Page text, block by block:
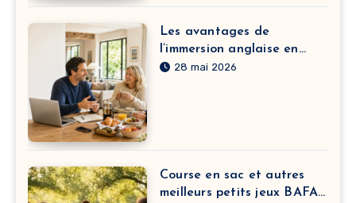
Les avantages de
l’immersion anglaise en
France pour adulte
28 mai 2026
Course en sac et autres
meilleurs petits jeux BAFA